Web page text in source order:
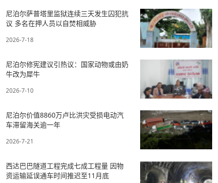
尼泊尔萨普塔里监狱连续三天发生囚犯抗
议 多名在押人员以自焚相威胁
2026-7-18
尼泊尔修宪建议引热议：国家动物或由奶
牛改为犀牛
2026-7-10
尼泊尔价值8860万卢比洪灾受损电动汽
车滞留海关逾一年
2026-7-21
西达巴巴隧道工程完成七成工程量 因物
资运输延误通车时间推迟至11月底